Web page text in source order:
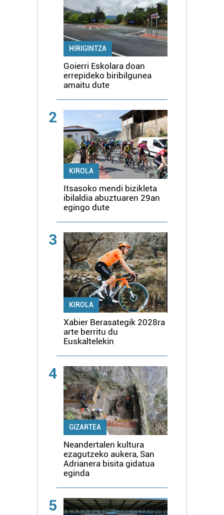
HIRIGINTZA
Goierri Eskolara doan
errepideko biribilgunea
amaitu dute
2
KIROLA
Itsasoko mendi bizikleta
ibilaldia abuztuaren 29an
egingo dute
3
KIROLA
Xabier Berasategik 2028ra
arte berritu du
Euskaltelekin
4
GIZARTEA
Neandertalen kultura
ezagutzeko aukera, San
Adrianera bisita gidatua
eginda
5